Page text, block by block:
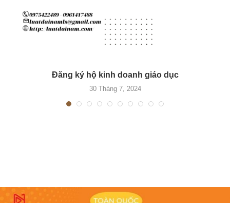
Đăng ký hộ kinh doanh giáo dục
30 Tháng 7, 2024